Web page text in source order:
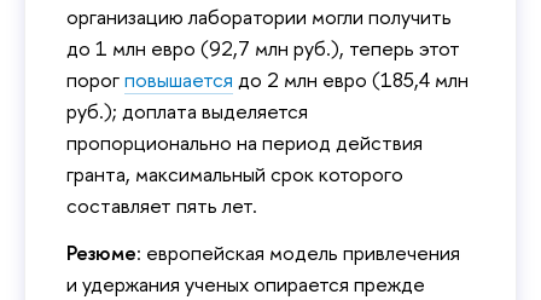
организацию лаборатории могли получить
до 1 млн евро (92,7 млн руб.), теперь этот
порогповышается до 2 млн евро (185,4 млн
руб.); доплата выделяется
пропорционально на период действия
гранта, максимальный срок которого
составляет пять лет.
Резюме: европейская модель привлечения
и удержания ученых опирается прежде